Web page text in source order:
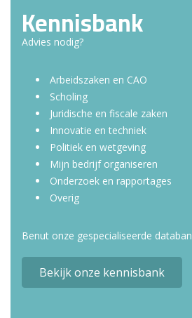
Kennisbank
Advies nodig?
Arbeidszaken en CAO
Scholing
Juridische en fiscale zaken
Innovatie en techniek
Politiek en wetgeving
Mijn bedrijf organiseren
Onderzoek en rapportages
Overig
Benut onze gespecialiseerde
Bekijk onze kennisbank